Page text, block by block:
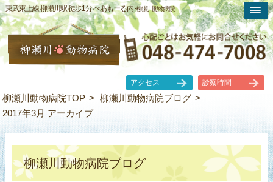
東武東上線 柳瀬川駅 徒歩1分 ぺあもーる内 -柳瀬川動物病院
アクセス 診察時間
柳瀬川動物病院TOP
柳瀬川動物病院ブログ
2017年3月 アーカイブ
柳瀬川動物病院ブログ